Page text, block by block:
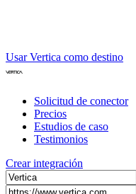
Usar Vertica como destino
Solicitud de conector
Precios
Estudios de caso
Testimonios
Crear integración